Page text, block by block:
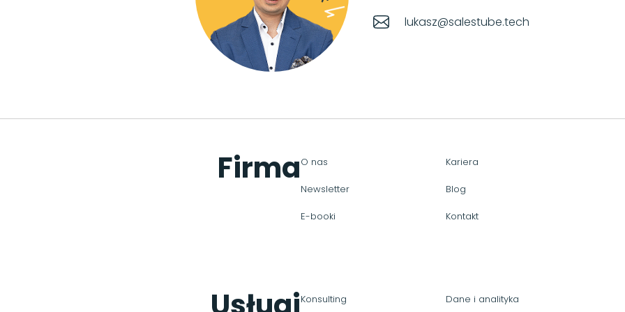
lukasz@salestube.tech
FirmaO nas Kariera
Newsletter Blog
E-booki Kontakt
Konsulting Dane i analityka